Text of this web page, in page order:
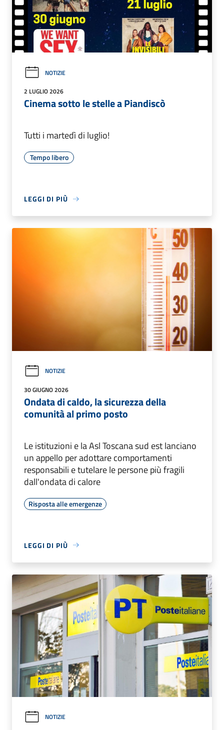
NOTIZIE
2 LUGLIO 2026
Cinema sotto le stelle a Piandiscò
Tutti i martedì di luglio!
Tempo libero
LEGGI DI PIÙ
NOTIZIE
30 GIUGNO 2026
Ondata di caldo, la sicurezza della
comunità al primo posto
Le istituzioni e la Asl Toscana sud est lanciano
un appello per adottare comportamenti
responsabili e tutelare le persone più fragili
dall'ondata di calore
Risposta alle emergenze
LEGGI DI PIÙ
NOTIZIE